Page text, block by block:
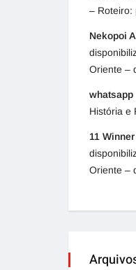
– Roteiro:
Nekopoi
Oriente –
whatsapp
História e
11 Winner
Oriente –